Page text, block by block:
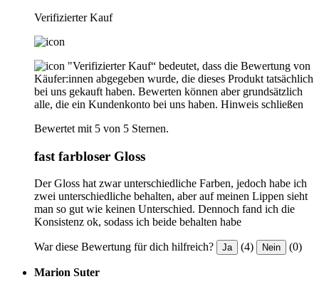
Verifizierter Kauf
"Verifizierter Kauf“ bedeutet, dass die Bewertung von
Käufer:innen abgegeben wurde, die dieses Produkt tatsächlich
bei uns gekauft haben. Bewerten können aber grundsätzlich
alle, die ein Kundenkonto bei uns haben. Hinweis schließen
Bewertet mit 5 von 5 Sternen.
fast farbloser Gloss
Der Gloss hat zwar unterschiedliche Farben, jedoch habe ich
zwei unterschiedliche behalten, aber auf meinen Lippen sieht
man so gut wie keinen Unterschied. Dennoch fand ich die
Konsistenz ok, sodass ich beide behalten habe
War diese Bewertung für dich hilfreich? Ja (4) Nein (0)
Marion Suter